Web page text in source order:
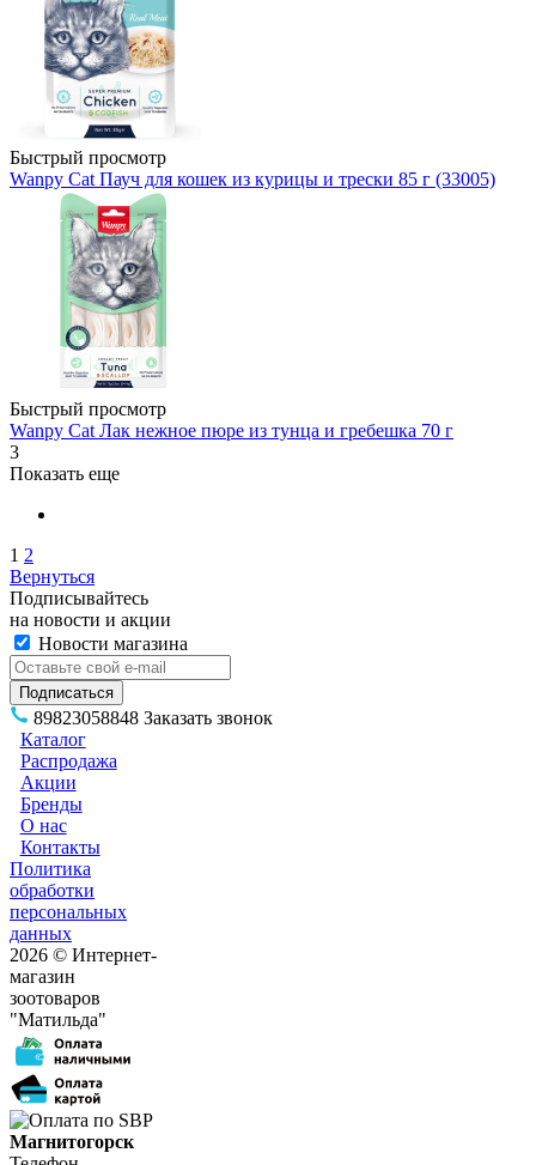
Быстрый просмотр
Wanpy Cat Пауч для кошек из курицы и трески 85 г (33005)
Быстрый просмотр
Wanpy Cat Лак нежное пюре из тунца и гребешка 70 г
3
Показать еще
1 2
Вернуться
Подписывайтесь
на новости и акции
Новости магазина
89823058848 Заказать звонок
Каталог
Распродажа
Акции
Бренды
О нас
Контакты
Политика
обработки
персональных
данных
2026 © Интернет-
магазин
зоотоваров
"Матильда"
Магнитогорск